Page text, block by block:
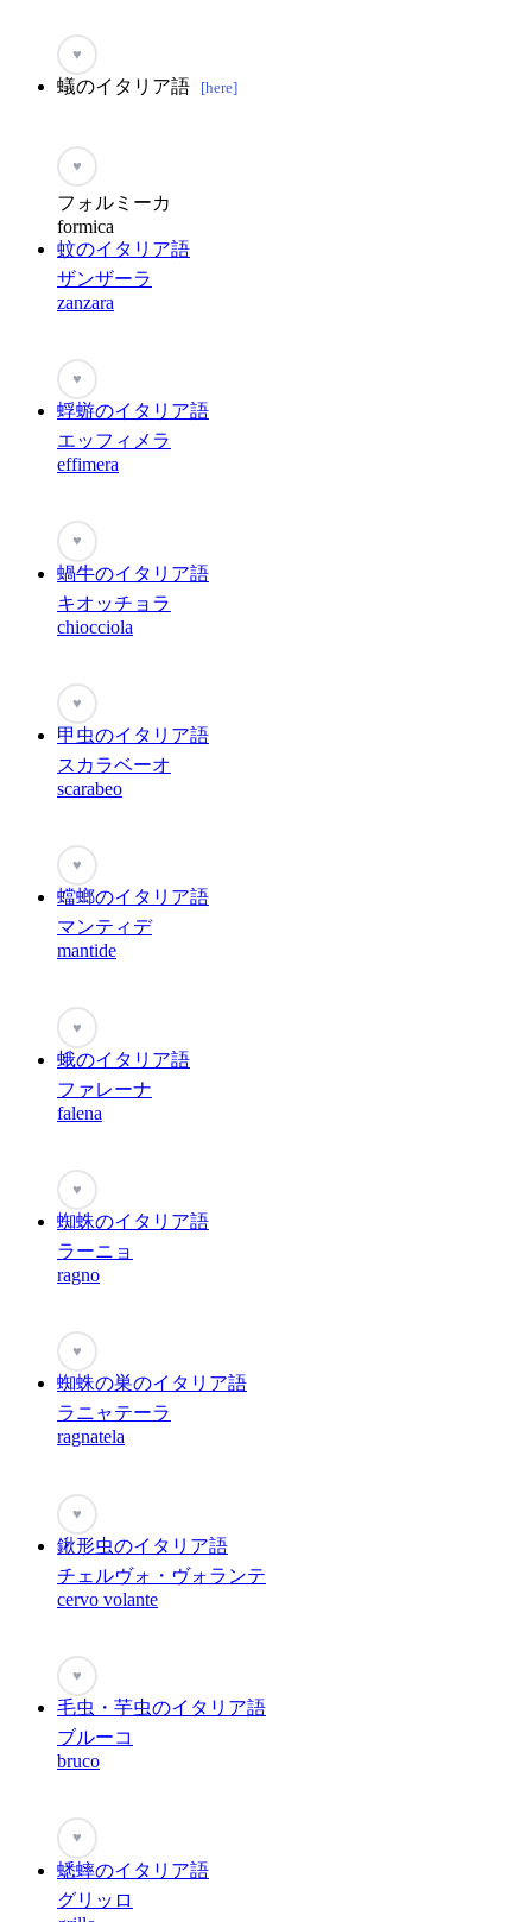
♥
蟻のイタリア語 [here]
♥
フォルミーカ
formica
蚊のイタリア語
ザンザーラ
zanzara
♥
蜉蝣のイタリア語
エッフィメラ
effimera
♥
蝸牛のイタリア語
キオッチョラ
chiocciola
♥
甲虫のイタリア語
スカラベーオ
scarabeo
♥
蟷螂のイタリア語
マンティデ
mantide
♥
蛾のイタリア語
ファレーナ
falena
♥
蜘蛛のイタリア語
ラーニョ
ragno
♥
蜘蛛の巣のイタリア語
ラニャテーラ
ragnatela
♥
鍬形虫のイタリア語
チェルヴォ・ヴォランテ
cervo volante
♥
毛虫・芋虫のイタリア語
ブルーコ
bruco
♥
蟋蟀のイタリア語
グリッロ